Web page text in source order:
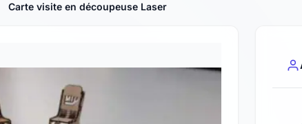
Carte visite en découpeuse Laser